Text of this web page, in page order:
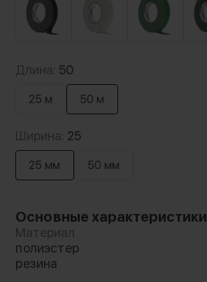
Длина: 50
25 м 50 м
Ширина: 25
25 мм 50 мм
Основные характеристики
Материал
полиэстер
резина